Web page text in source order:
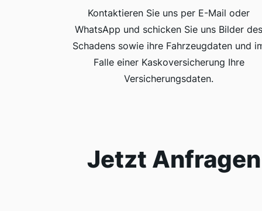
Kontaktieren Sie uns per E-Mail oder
WhatsApp und schicken Sie uns Bilder
Schadens sowie ihre Fahrzeugdaten und
Falle einer Kaskoversicherung Ihre
Versicherungsdaten.
Jetzt